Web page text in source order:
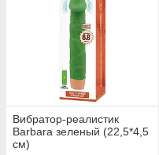
Вибратор-реалистик
Barbara зеленый (22,5*4,5
см)